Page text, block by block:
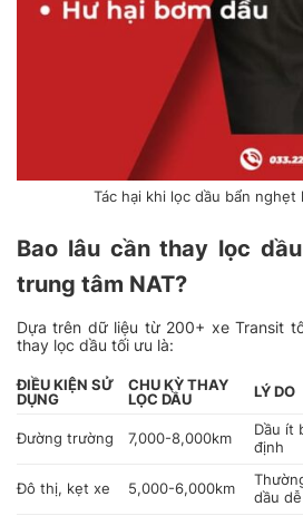
Tác hại khi lọc dầu bẩn nghẹt
Bao lâu cần thay lọc
trung tâm NAT?
Dựa trên dữ liệu từ 200+ xe Transit
thay lọc dầu tối ưu là:
ĐIỀU KIỆN SỬ
DỤNG
CHU KỲ THAY
LỌC DẦU
LÝ DO
Đường trường 7,000-8,000km
Dầu ít
định
Đô thị, kẹt xe 5,000-6,000km
dầu